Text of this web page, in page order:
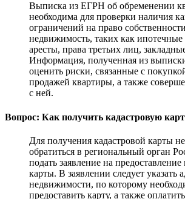
Выписка из ЕГРН об обременении
необходима для проверки наличия
ограничений на право
недвижимость, таких как ипотечные
аресты, права третьих лиц,
Информация, полученная из
оценить риски, связанные с
продажей квартиры, а также
с ней.
Вопрос: Как получить кадастровую
Для получения кадастровой карты
обратиться в региональный орган
подать заявление на предоставление
карты. В заявлении следует указать
недвижимости, по которому
предоставить карту, а также оплатить